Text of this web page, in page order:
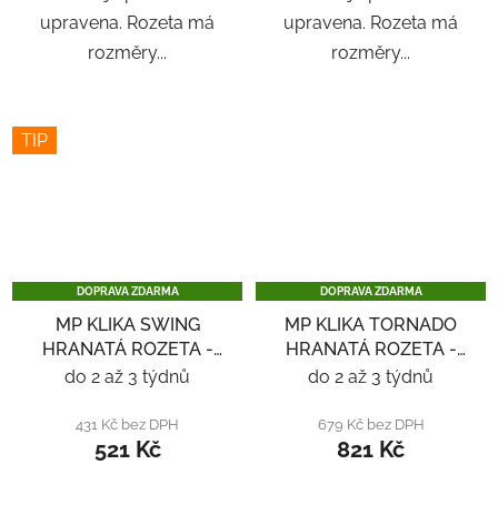
upravena. Rozeta má
rozměry...
upravena. Rozeta má
rozměry...
TIP
DOPRAVA ZDARMA
MP KLIKA SWING
HRANATÁ ROZETA -
NEREZ
do 2 až 3 týdnů
431 Kč bez DPH
521 Kč
DOPRAVA ZDARMA
MP KLIKA TORNADO
HRANATÁ ROZETA -
NEREZ
do 2 až 3 týdnů
679 Kč bez DPH
821 Kč